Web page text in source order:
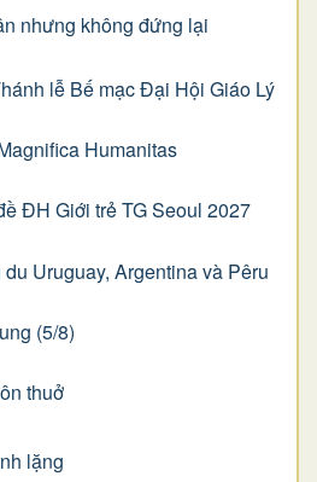
nhưng không đứng lại
lễ Bế mạc Đại Hội Giáo Lý
Humanitas
ĐH Giới trẻ TG Seoul 2027
Uruguay, Argentina và Pêru
(5/8)
thuở
lặng